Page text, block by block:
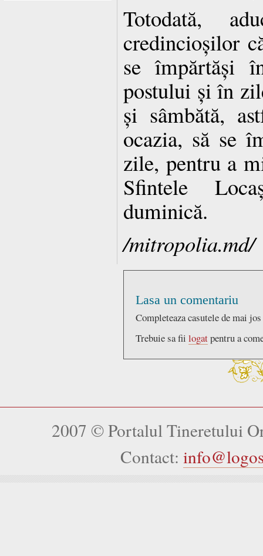
Totodată,
credincioșilor
se împărtăși
postului și în
și sâmbătă,
ocazia, să se
zile, pentru a
Sfintele
duminică.
/mitropolia.md/
Lasa un comentariu
Completeaza casutele de mai
Trebuie sa fii logatpentru a
2007 © Portalul Tineretului
Contact: